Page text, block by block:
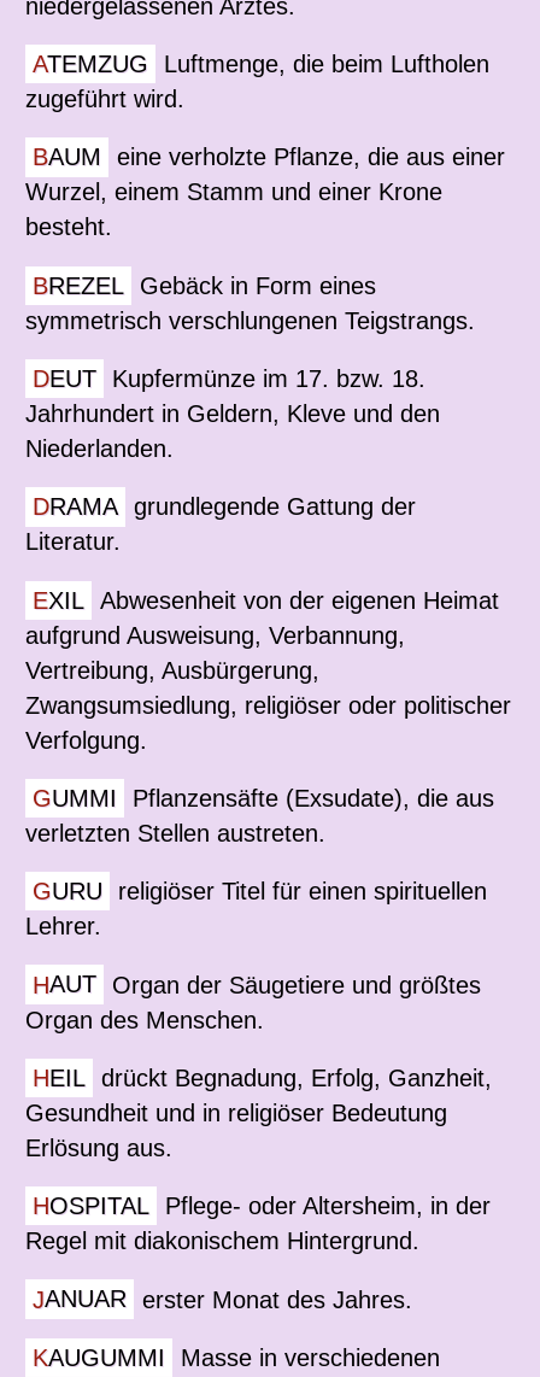
niedergelassenen Arztes.
ATEMZUG
Luftmenge, die beim Luftholen
zugeführt wird.
BAUM
eine verholzte Pflanze, die aus einer
Wurzel, einem Stamm und einer Krone
besteht.
BREZEL
Gebäck in Form eines
symmetrisch verschlungenen Teigstrangs.
DEUT
Kupfermünze im 17. bzw. 18.
Jahrhundert in Geldern, Kleve und den
Niederlanden.
DRAMA grundlegende Gattung der
Literatur.
EXIL Abwesenheit von der eigenen Heimat
aufgrund Ausweisung, Verbannung,
Vertreibung, Ausbürgerung,
Zwangsumsiedlung, religiöser oder politischer
Verfolgung.
GUMMI
Pflanzensäfte (Exsudate), die aus
verletzten Stellen austreten.
GURU
religiöser Titel für einen spirituellen
Lehrer.
HAUT
Organ der Säugetiere und größtes
Organ des Menschen.
HEIL drückt Begnadung, Erfolg, Ganzheit,
Gesundheit und in religiöser Bedeutung
Erlösung aus.
HOSPITAL
Pflege- oder Altersheim, in der
Regel mit diakonischem Hintergrund.
JANUAR erster Monat des Jahres.
KAUGUMMI
Masse in verschiedenen